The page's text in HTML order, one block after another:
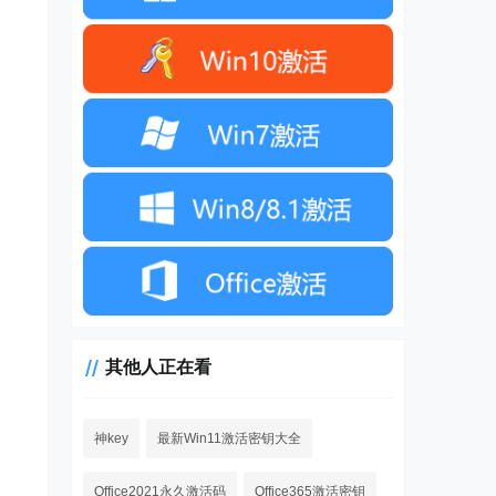
其他人正在看
神key 最新Win11激活密钥大全
Office2021永久激活码 Office365激活密钥